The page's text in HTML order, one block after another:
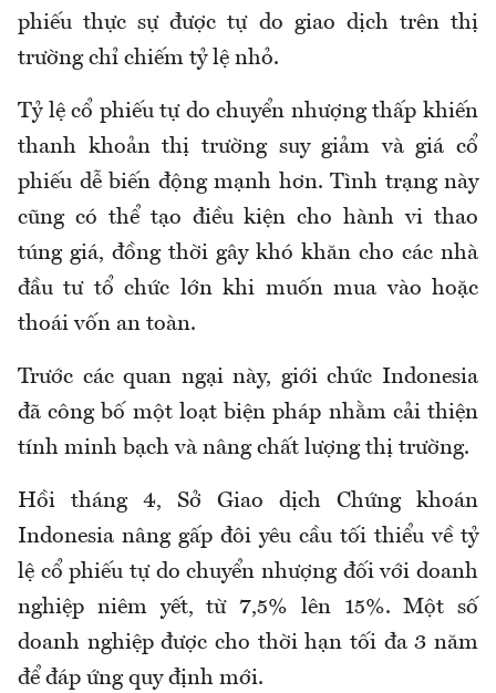
phiếu thực sự được tự do giao dịch trên thị
trường chỉ chiếm tỷ lệ nhỏ.
Tỷ lệ cổ phiếu tự do chuyển nhượng thấp khiến
thanh khoản thị trường suy giảm và giá cổ
phiếu dễ biến động mạnh hơn. Tình trạng này
cũng có thể tạo điều kiện cho hành vi thao
túng giá, đồng thời gây khó khăn cho các nhà
đầu tư tổ chức lớn khi muốn mua vào hoặc
thoái vốn an toàn.
Trước các quan ngại này, giới chức Indonesia
đã công bố một loạt biện pháp nhằm cải thiện
tính minh bạch và nâng chất lượng thị trường.
Hồi tháng 4, Sở Giao dịch Chứng khoán
Indonesia nâng gấp đôi yêu cầu tối thiểu về tỷ
lệ cổ phiếu tự do chuyển nhượng đối với doanh
nghiệp niêm yết, từ 7,5% lên 15%. Một số
doanh nghiệp được cho thời hạn tối đa 3 năm
để đáp ứng quy định mới.